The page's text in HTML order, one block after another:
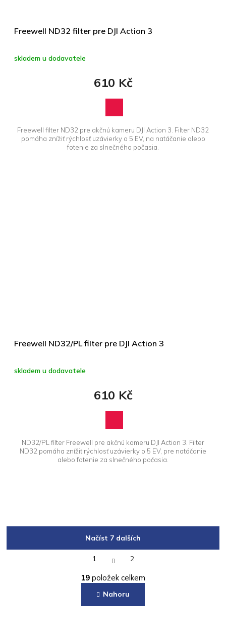
Freewell ND32 filter pre DJI Action 3
skladem u dodavatele
610 Kč
Freewell filter ND32 pre akčnú kameru DJI Action 3. Filter ND32
pomáha znížiť rýchlosť uzávierky o 5 EV, na natáčanie alebo
fotenie za slnečného počasia.
Freewell ND32/PL filter pre DJI Action 3
skladem u dodavatele
610 Kč
ND32/PL filter Freewell pre akčnú kameru DJI Action 3. Filter
ND32 pomáha znížiť rýchlosť uzávierky o 5 EV, pre natáčanie
alebo fotenie za slnečného počasia.
v
l
á
d
Načíst 7 dalších
t
á
k
o
1 2
19 položek celkem
Nahoru